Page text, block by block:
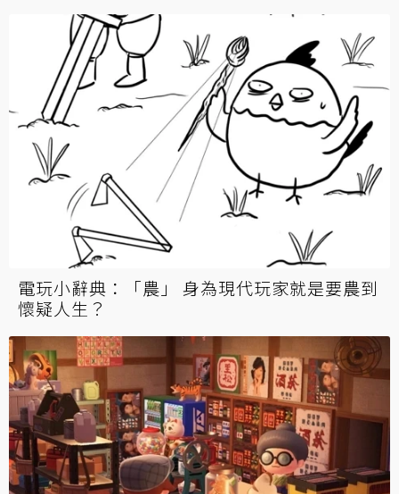
電玩小辭典：「農」 身為現代玩家就是要農到
懷疑人生？